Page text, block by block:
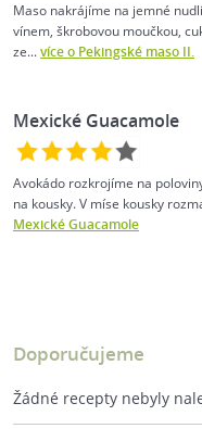
Maso nakrájíme na jemné
vínem, škrobovou moučkou,
ze...více o Pekingské maso II.
Mexické Guacamole
Avokádo rozkrojíme na
na kousky. V míse kousky
Mexické Guacamole
Doporučujeme
Žádné recepty nebyly